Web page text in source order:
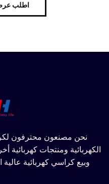
اطلب
نحن مصنعون محترفون
الكهربائية ومنتجات كهربائية
وبيع كراسي كهربائية عالية